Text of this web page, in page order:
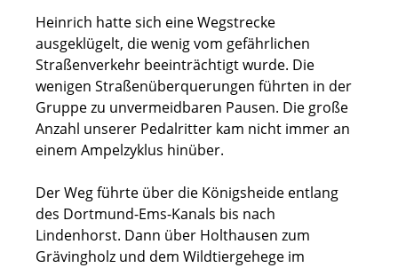
Heinrich hatte sich eine Wegstrecke
ausgeklügelt, die wenig vom gefährlichen
Straßenverkehr beeinträchtigt wurde. Die
wenigen Straßenüberquerungen führten in der
Gruppe zu unvermeidbaren Pausen. Die große
Anzahl unserer Pedalritter kam nicht immer an
einem Ampelzyklus hinüber.
Der Weg führte über die Königsheide entlang
des Dortmund-Ems-Kanals bis nach
Lindenhorst. Dann über Holthausen zum
Grävingholz und dem Wildtiergehege im